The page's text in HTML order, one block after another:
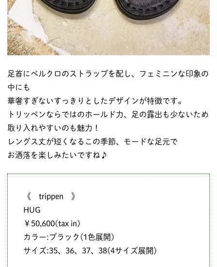
足首にベルクロのストラップを配し、フェミニンな印象の
中にも
華奢すぎないすっきりとしたデザインが特徴です。
トリッペンならではのホールド力、足の露出も少ないため
取り入れやすいのも魅力！
レングス丈が短くなるこの季節、モードな足元で
お洒落を楽しみたいですね♪
《 trippen 》
HUG
￥50,600(tax in)
カラー:ブラック(1色展開)
サイズ:35、36、37、38(4サイズ展開)